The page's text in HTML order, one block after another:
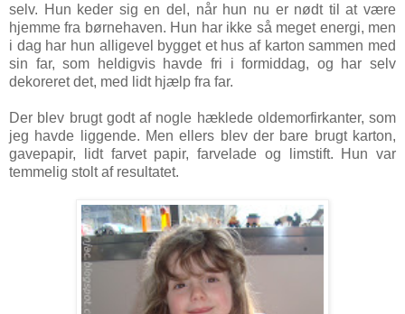
selv. Hun keder sig en del, når hun nu er nødt til at være
hjemme fra børnehaven. Hun har ikke så meget energi, men
i dag har hun alligevel bygget et hus af karton sammen med
sin far, som heldigvis havde fri i formiddag, og har selv
dekoreret det, med lidt hjælp fra far.
Der blev brugt godt af nogle hæklede oldemorfirkanter, som
jeg havde liggende. Men ellers blev der bare brugt karton,
gavepapir, lidt farvet papir, farvelade og limstift. Hun var
temmelig stolt af resultatet.